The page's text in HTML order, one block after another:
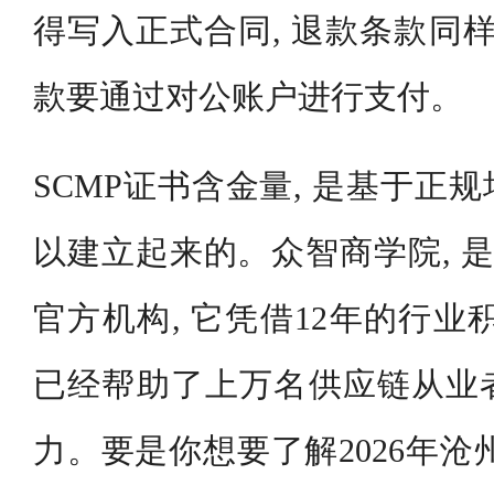
得写入正式合同, 退款条款同
款要通过对公账户进行支付。
SCMP证书含金量, 是基于正
以建立起来的。众智商学院,
官方机构, 它凭借12年的行业
已经帮助了上万名供应链从
力。要是你想要了解2026年沧